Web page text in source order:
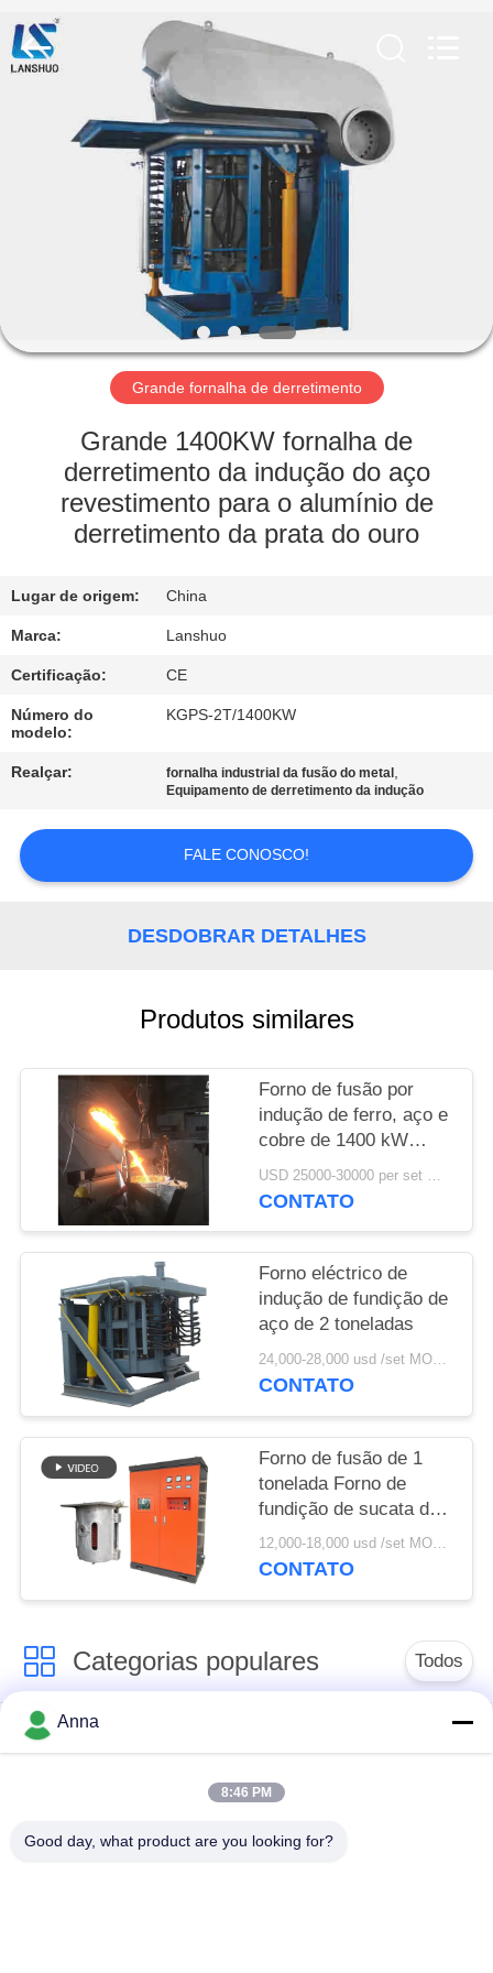
CASA
PRODUTOS
EXCURSÃO
FÁBRICA
CONTROLE
CONTACTE-
NOS
NOTÍCIA
CITAÇÕES
POLÍTICA
PRIVACIDADE
Lanshuo
Electronics
Co.,
Ltd.
Grande fornalha de derretimento
Grande 1400KW fornalha de
derretimento da indução do aço
revestimento para o alumínio de
derretimento da prata do ouro
Lugar de origem: China
Marca: Lanshuo
Certificação: CE
Número do
modelo:
KGPS-2T/1400KW
Realçar: fornalha industrial da fusão do metal ,
Equipamento de derretimento da indução
FALE CONOSCO!
DESDOBRAR DETALHES
Produtos similares
Forno de fusão por
indução de ferro, aço e
cobre de 1400 kW
Capacidade 2000 kg USD 25000-30000 per set MOQ:1 conjunto
CONTATO
Forno eléctrico de
indução de fundição de
aço de 2 toneladas
24,000-28,000 usd /set MOQ:1 conjunto
CONTATO
Forno de fusão de 1
tonelada Forno de
fundição de sucata de
alumínio Forno de
fusão de ferro
12,000-18,000 usd /set MOQ:1 conjunto
CONTATO
Categorias populares Todos
fornalha de
derretimento da
Grande fornalha de
Fornalha de
Máquina de
Anna
8:46 PM
Good day, what product are you looking for?